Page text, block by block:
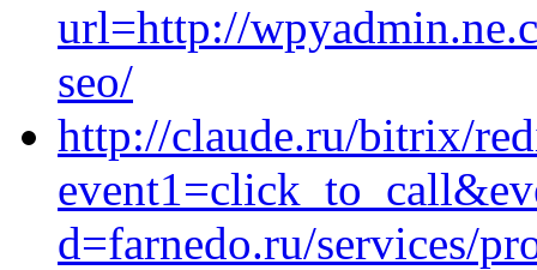
url=http://
seo/
http://claude.ru/bitrix/
d=farnedo.ru/services/